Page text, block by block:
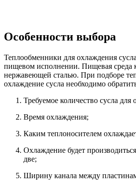
Особенности выбора
Теплообменники для охлаждения
пищевом исполнении. Пищевая среда
нержавеющей сталью. При подборе
охлаждение сусла необходимо
Требуемое количество сусла для
Время охлаждения;
Каким теплоносителем
Охлаждение будет
две;
Ширину канала между